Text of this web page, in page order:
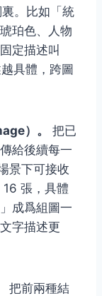
。比如「統
珀色、人物
定描述叫
具體，跨圖
）。
把已
給後續每一
景下可接收
張，具體
成爲組圖一
字描述更
把前兩種結